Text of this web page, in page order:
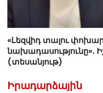
«Լեզվիդ տալու
նախադասությունը»․
(տեսանյութ)
Իրադարձային